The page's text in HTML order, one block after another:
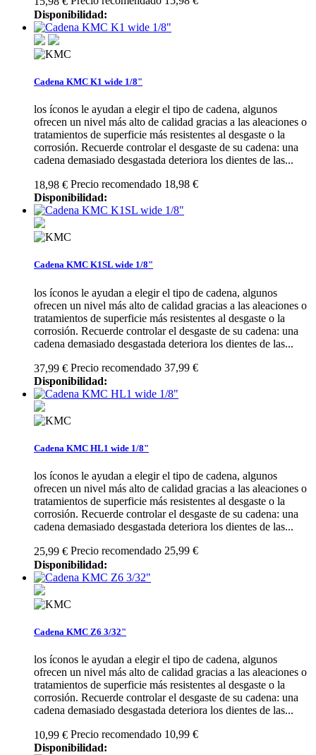
Disponibilidad:
Cadena KMC K1 wide 1/8"
los íconos le ayudan a elegir el tipo de cadena, algunos
ofrecen un nivel más alto de calidad gracias a las aleaciones o
tratamientos de superficie más resistentes al desgaste o la
corrosión. Recuerde controlar el desgaste de su cadena: una
cadena demasiado desgastada deteriora los dientes de las...
18,98 € Precio recomendado 18,98 €
Disponibilidad:
Cadena KMC K1SL wide 1/8"
los íconos le ayudan a elegir el tipo de cadena, algunos
ofrecen un nivel más alto de calidad gracias a las aleaciones o
tratamientos de superficie más resistentes al desgaste o la
corrosión. Recuerde controlar el desgaste de su cadena: una
cadena demasiado desgastada deteriora los dientes de las...
37,99 € Precio recomendado 37,99 €
Disponibilidad:
Cadena KMC HL1 wide 1/8"
los íconos le ayudan a elegir el tipo de cadena, algunos
ofrecen un nivel más alto de calidad gracias a las aleaciones o
tratamientos de superficie más resistentes al desgaste o la
corrosión. Recuerde controlar el desgaste de su cadena: una
cadena demasiado desgastada deteriora los dientes de las...
25,99 € Precio recomendado 25,99 €
Disponibilidad:
Cadena KMC Z6 3/32"
los íconos le ayudan a elegir el tipo de cadena, algunos
ofrecen un nivel más alto de calidad gracias a las aleaciones o
tratamientos de superficie más resistentes al desgaste o la
corrosión. Recuerde controlar el desgaste de su cadena: una
cadena demasiado desgastada deteriora los dientes de las...
10,99 € Precio recomendado 10,99 €
Disponibilidad: